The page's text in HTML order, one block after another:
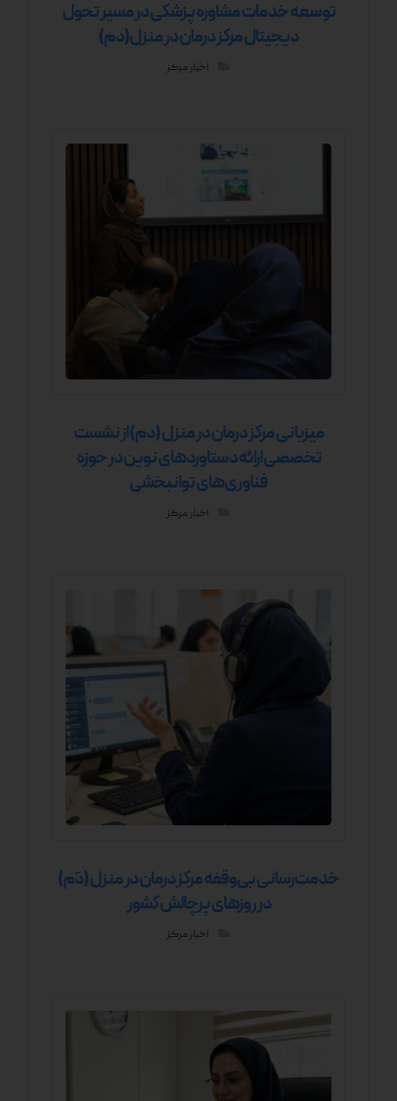
توسعه خدمات مشاوره پزشکی در مسیر تحول
دیجیتال مرکز درمان در منزل(دم)
اخبار مرکز
میزبانی مرکز درمان در منزل (دم) از نشست
تخصصی ارائه دستاوردهای نوین در حوزه
فناوری‌های توانبخشی
اخبار مرکز
خدمت‌رسانی بی‌وقفه مرکز درمان در منزل (دَم)
در روزهای پرچالش کشور
اخبار مرکز